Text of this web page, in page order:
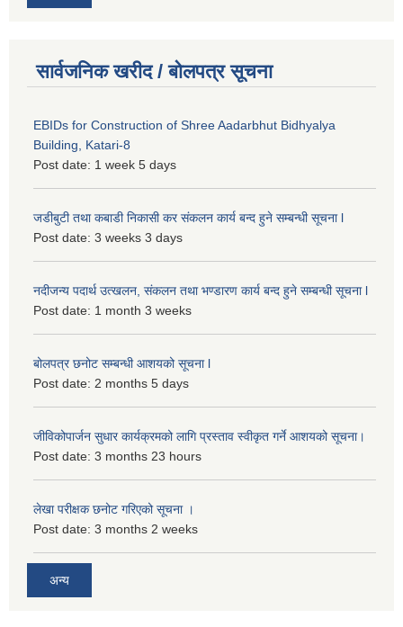
सार्वजनिक खरीद / बोलपत्र सूचना
EBIDs for Construction of Shree Aadarbhut Bidhyalya
Building, Katari-8
Post date: 1 week 5 days
जडीबुटी तथा कबाडी निकासी कर संकलन कार्य बन्द हुने सम्बन्धी सूचना l
Post date: 3 weeks 3 days
नदीजन्य पदार्थ उत्खलन, संकलन तथा भण्डारण कार्य बन्द हुने सम्बन्धी सूचना l
Post date: 1 month 3 weeks
बोलपत्र छनोट सम्बन्धी आशयको सूचना l
Post date: 2 months 5 days
जीविकोपार्जन सुधार कार्यक्रमको लागि प्रस्ताव स्वीकृत गर्ने आशयको सूचना।
Post date: 3 months 23 hours
लेखा परीक्षक छनोट गरिएको सूचना ।
Post date: 3 months 2 weeks
अन्य